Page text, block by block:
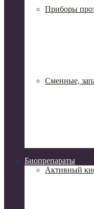
Приборы
Сменные,
Биопрепараты
Активный